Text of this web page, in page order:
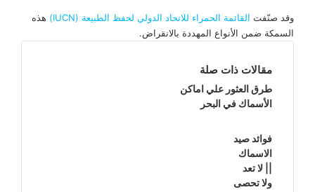
وقد صنّفت القائمة الحمراء للاتحاد الدولي لحفظ الطبيعة (IUCN)
هذه
السمكة ضمن الأنواع المهددة بالانقراض.
مقالات ذات صلة
طرق العثور علي اماكن
الأسماك في البحر
فوائد صيد
الاسماك
|| لا تعد
ولا تحصى